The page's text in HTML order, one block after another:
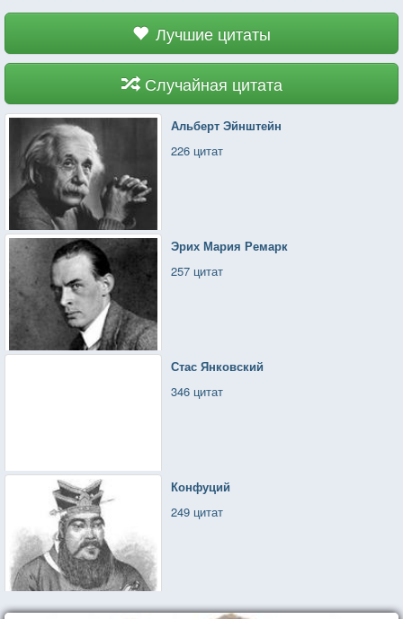
Лучшие цитаты
Случайная цитата
Альберт Эйнштейн
226 цитат
Эрих Мария Ремарк
257 цитат
Стас Янковский
346 цитат
Конфуций
249 цитат